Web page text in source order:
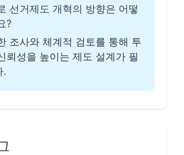
선거제도 개혁의 방향은 어떻
?
조사와 체계적 검토를 통해 투
뢰성을 높이는 제도 설계가 필
.